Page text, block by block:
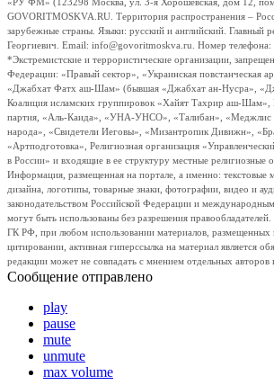
GOVORITMOSKVA.RU. Территория распространения –
зарубежные страны. Языки: русский и английский. Главный
Георгиевич. Email: info@govoritmoskva.ru. Номер
*Экстремистские и террористические организации,
Федерации: «Правый сектор», «Украинская повстанческая
«Джабхат Фатх аш-Шам» (бывшая «Джабхат ан-Нусра»,
Коалиция исламских группировок «Хайят Тахрир аш-Шам»,
партия, «Аль-Каида», «УНА-УНСО», «Талибан», «Меджлис
народа», «Свидетели Иеговы», «Мизантропик Дивижн»,
«Артподготовка», Религиозная организация
в России» и входящие в ее структуру местные религиозные
Информация, размещенная на портале, а именно: текстовые
дизайна, логотипы, товарные знаки, фотографии, видео и
законодательством Российской Федерации и
могут быть использованы без разрешения
ГК РФ, при любом использовании материалов, размещенных
цитировании, активная гиперссылка на материал является
редакции может не совпадать с мнением отдельных авторов
Сообщение отправлено
play
pause
mute
unmute
max volume